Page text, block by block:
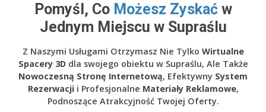
Pomyśl, Co Możesz Zyskaćw
Jednym Miejscu w Supraślu
Z Naszymi Usługami Otrzymasz Nie Tylko Wirtualne
Spacery 3Ddla swojego obiektu w Supraślu, Ale Także
Nowoczesną Stronę Internetową, Efektywny System
Rezerwacjii Profesjonalne Materiały Reklamowe,
Podnoszące Atrakcyjność Twojej Oferty.